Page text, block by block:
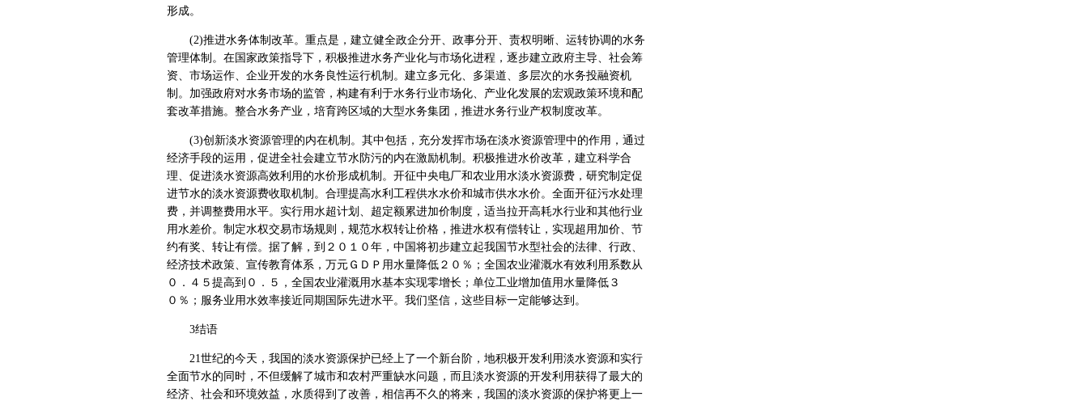
形成。
(2)推进水务体制改革。重点是，建立健全政企分开、政事分开、责权明晰、运转协调的水务
管理体制。在国家政策指导下，积极推进水务产业化与市场化进程，逐步建立政府主导、社会筹
资、市场运作、企业开发的水务良性运行机制。建立多元化、多渠道、多层次的水务投融资机
制。加强政府对水务市场的监管，构建有利于水务行业市场化、产业化发展的宏观政策环境和配
套改革措施。整合水务产业，培育跨区域的大型水务集团，推进水务行业产权制度改革。
(3)创新淡水资源管理的内在机制。其中包括，充分发挥市场在淡水资源管理中的作用，通过
经济手段的运用，促进全社会建立节水防污的内在激励机制。积极推进水价改革，建立科学合
理、促进淡水资源高效利用的水价形成机制。开征中央电厂和农业用水淡水资源费，研究制定促
进节水的淡水资源费收取机制。合理提高水利工程供水水价和城市供水水价。全面开征污水处理
费，并调整费用水平。实行用水超计划、超定额累进加价制度，适当拉开高耗水行业和其他行业
用水差价。制定水权交易市场规则，规范水权转让价格，推进水权有偿转让，实现超用加价、节
约有奖、转让有偿。据了解，到２０１０年，中国将初步建立起我国节水型社会的法律、行政、
经济技术政策、宣传教育体系，万元ＧＤＰ用水量降低２０％；全国农业灌溉水有效利用系数从
０．４５提高到０．５，全国农业灌溉用水基本实现零增长；单位工业增加值用水量降低３
０％；服务业用水效率接近同期国际先进水平。我们坚信，这些目标一定能够达到。
3结语
21世纪的今天，我国的淡水资源保护已经上了一个新台阶，地积极开发利用淡水资源和实行
全面节水的同时，不但缓解了城市和农村严重缺水问题，而且淡水资源的开发利用获得了最大的
经济、社会和环境效益，水质得到了改善，相信再不久的将来，我国的淡水资源的保护将更上一